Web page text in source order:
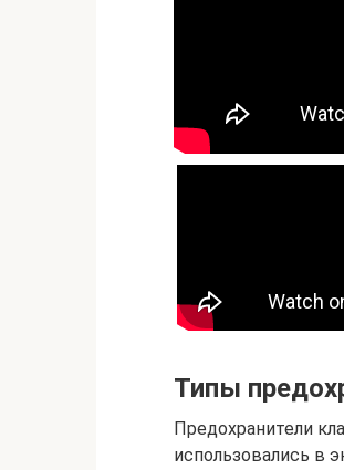
Типы
Предохранители
использовались в